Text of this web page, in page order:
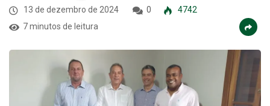
13 de dezembro de 2024 0
4742
7 minutos de leitura